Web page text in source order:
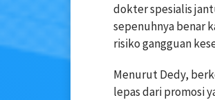
dokter spesialis
sepenuhnya benar
risiko gangguan
Menurut Dedy,
lepas dari promosi